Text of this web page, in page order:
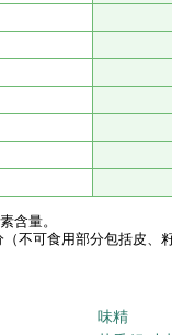
含量。
不可食用部分包括皮、
味精